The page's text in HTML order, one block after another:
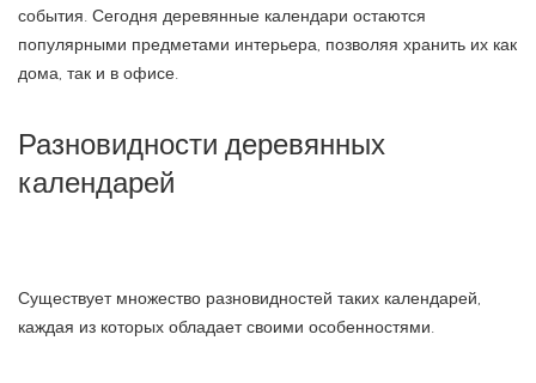
события. Сегодня деревянные календари остаются
популярными предметами интерьера, позволяя хранить их как
дома, так и в офисе.
Разновидности деревянных
календарей
Существует множество разновидностей таких календарей,
каждая из которых обладает своими особенностями.